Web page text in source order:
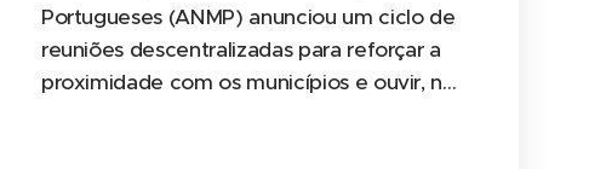
Portugueses (ANMP) anunciou um ciclo de
reuniões descentralizadas para reforçar a
proximidade com os municípios e ouvir, no